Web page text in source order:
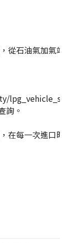
從石油氣加氣
詢。
在每一次進口